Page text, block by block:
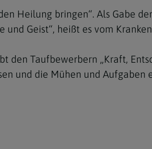
Heilung bringen“. Als Gabe
und Geist“, heißt es vom
den Taufbewerbern „Kraft,
und die Mühen und Aufgaben